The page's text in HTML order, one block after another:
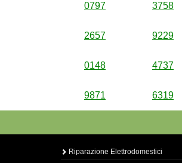
0797 3758
2657 9229
0148 4737
9871 6319
Riparazione Elettrodomestici